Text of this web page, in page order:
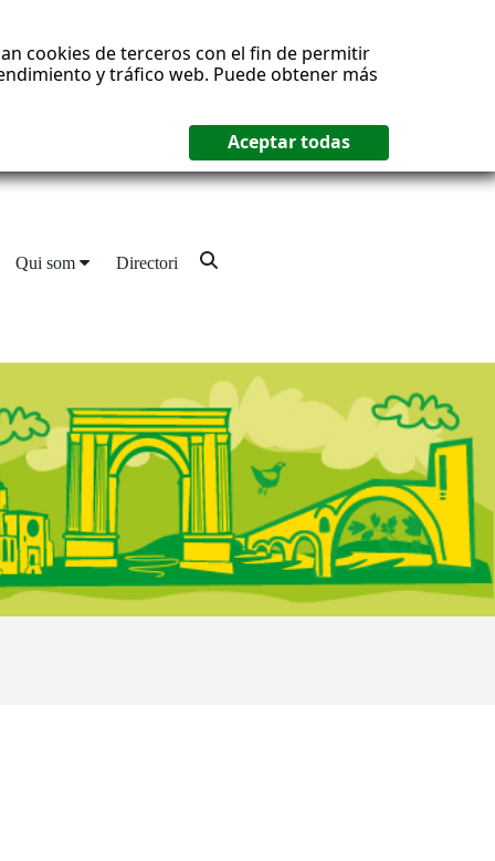
cookies de terceros con el fin de permitir
y tráfico web. Puede obtener más
Qui som Directori